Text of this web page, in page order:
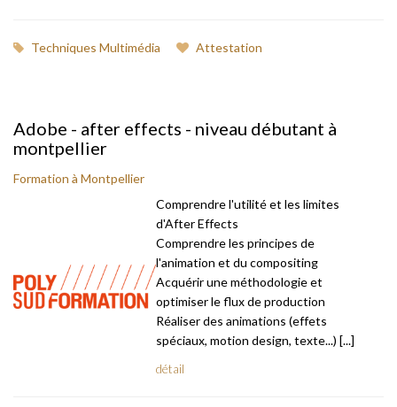
Techniques Multimédia Attestation
Adobe - after effects - niveau débutant à
montpellier
Formation à Montpellier
Comprendre l'utilité et les limites
d'After Effects
Comprendre les principes de
l'animation et du compositing
Acquérir une méthodologie et
optimiser le flux de production
Réaliser des animations (effets
spéciaux, motion design, texte...) [...]
détail